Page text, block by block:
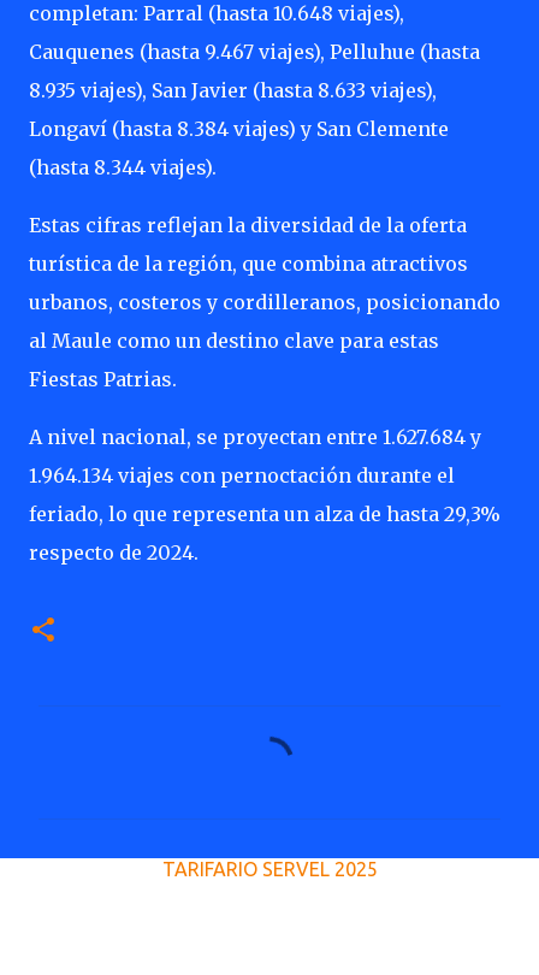
completan: Parral (hasta 10.648 viajes),
Cauquenes (hasta 9.467 viajes), Pelluhue (hasta
8.935 viajes), San Javier (hasta 8.633 viajes),
Longaví (hasta 8.384 viajes) y San Clemente
(hasta 8.344 viajes).
Estas cifras reflejan la diversidad de la oferta
turística de la región, que combina atractivos
urbanos, costeros y cordilleranos, posicionando
al Maule como un destino clave para estas
Fiestas Patrias.
A nivel nacional, se proyectan entre 1.627.684 y
1.964.134 viajes con pernoctación durante el
feriado, lo que representa un alza de hasta 29,3%
respecto de 2024.
TARIFARIO SERVEL 2025